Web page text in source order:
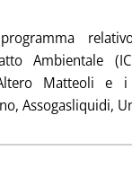
Ambientale
Matteoli e i
Assogasliquidi,